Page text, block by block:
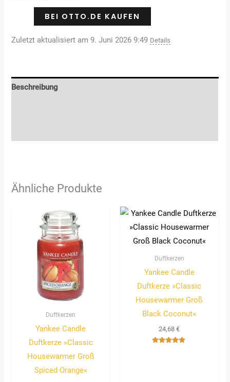
BEI OTTO.DE KAUFEN
Zuletzt aktualisiert am 9. Juni 2026 9:49 Details
Beschreibung
Ähnliche Produkte
Duftkerzen
Yankee Candle
Duftkerze »Classic
Housewarmer Groß
Spiced Orange«
Duftkerzen
Yankee Candle
Duftkerze »Classic
Housewarmer Groß
Black Coconut«
24,68€